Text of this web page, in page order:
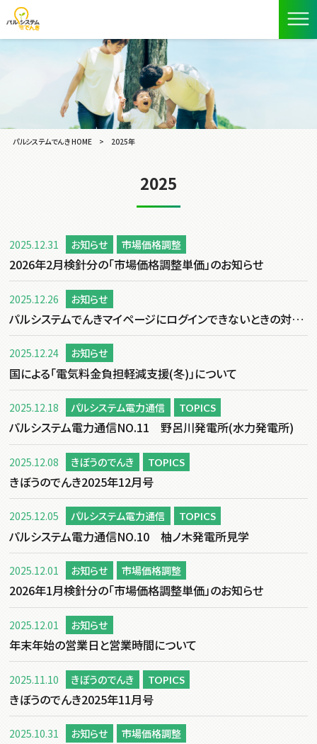
パルシステムでんき HOME > 2025年
2025
2025.12.31 お知らせ 市場価格調整
2026年2月検針分の「市場価格調整単価」のお知らせ
2025.12.26 お知らせ
パルシステムでんきマイページにログインできないときの対処方法について
2025.12.24 お知らせ
国による「電気料金負担軽減支援(冬)」について
2025.12.18 パルシステム電力通信 TOPICS
パルシステム電力通信NO.11 野呂川発電所(水力発電所)
2025.12.08 きぼうのでんき TOPICS
きぼうのでんき2025年12月号
2025.12.05 パルシステム電力通信 TOPICS
パルシステム電力通信NO.10 柚ノ木発電所見学
2025.12.01 お知らせ 市場価格調整
2026年1月検針分の「市場価格調整単価」のお知らせ
2025.12.01 お知らせ
年末年始の営業日と営業時間について
2025.11.10 きぼうのでんき TOPICS
きぼうのでんき2025年11月号
2025.10.31 お知らせ 市場価格調整